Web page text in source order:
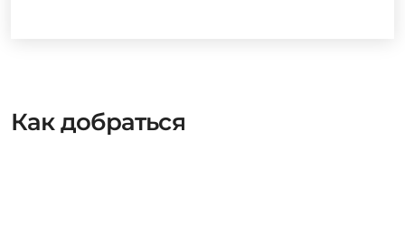
Как добраться